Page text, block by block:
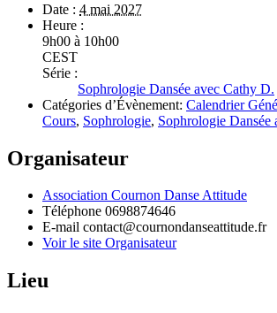
Date : 4 mai 2027
Heure :
9h00 à 10h00
CEST
Série :
Sophrologie Dansée avec Cathy D.
Catégories d’Évènement: Calendrier
Cours, Sophrologie, Sophrologie Dansée
Organisateur
Association Cournon Danse Attitude
Téléphone 0698874646
E-mail contact@cournondanseattitude.fr
Voir le site Organisateur
Lieu